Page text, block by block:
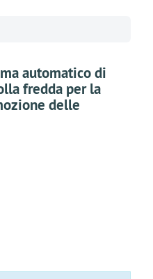
automatico di
fredda per la
delle